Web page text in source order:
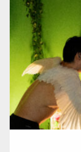
Category: ハロウ
ダウンロ